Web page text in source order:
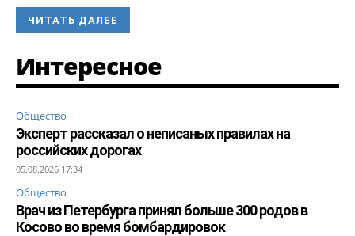
ЧИТАТЬ ДАЛЕЕ
Интересное
Общество
Эксперт рассказал о неписаных правилах на
российских дорогах
05.08.2026 17:34
Общество
Врач из Петербурга принял больше 300 родов в
Косово во время бомбардировок